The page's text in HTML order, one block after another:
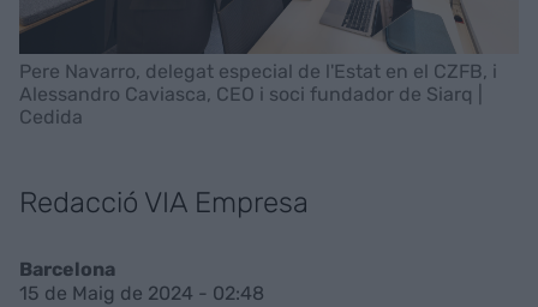
Pere Navarro, delegat especial de l'Estat en el CZFB, i
Alessandro Caviasca, CEO i soci fundador de Siarq |
Cedida
Redacció VIA Empresa
Barcelona
15 de Maig de 2024 - 02:48